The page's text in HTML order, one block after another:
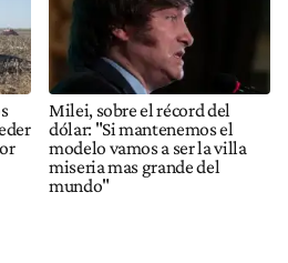
Milei, sobre el récord del
dólar: "Si mantenemos el
modelo vamos a ser la villa
miseria mas grande del
mundo"